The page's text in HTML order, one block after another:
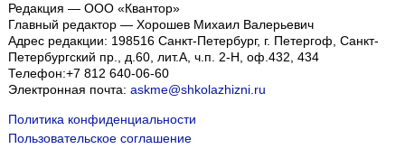
Редакция — ООО «Квантор»
Главный редактор — Хорошев Михаил Валерьевич
Адрес редакции: 198516 Санкт-Петербург, г. Петергоф Санкт-
Петербургский пр., д.60, лит.А, ч.п. 2-Н, оф.432, 434
Телефон:+7 812 640-06-60
Электронная почта: askme@shkolazhizni.ru
Политика конфиденциальности
Пользовательское соглашение